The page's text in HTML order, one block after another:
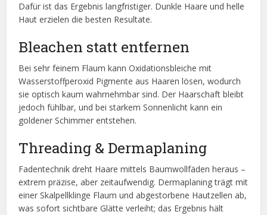
Dafür ist das Ergebnis langfristiger. Dunkle Haare und helle
Haut erzielen die besten Resultate.
Bleachen statt entfernen
Bei sehr feinem Flaum kann Oxidationsbleiche mit
Wasserstoffperoxid Pigmente aus Haaren lösen, wodurch
sie optisch kaum wahrnehmbar sind. Der Haarschaft bleibt
jedoch fühlbar, und bei starkem Sonnenlicht kann ein
goldener Schimmer entstehen.
Threading & Dermaplaning
Fadentechnik dreht Haare mittels Baumwollfäden heraus –
extrem präzise, aber zeitaufwendig. Dermaplaning trägt mit
einer Skalpellklinge Flaum und abgestorbene Hautzellen ab,
was sofort sichtbare Glätte verleiht; das Ergebnis hält